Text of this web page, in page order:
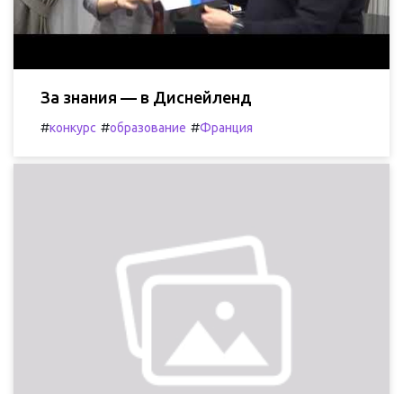
За знания — в Диснейленд
#конкурс #образование #Франция